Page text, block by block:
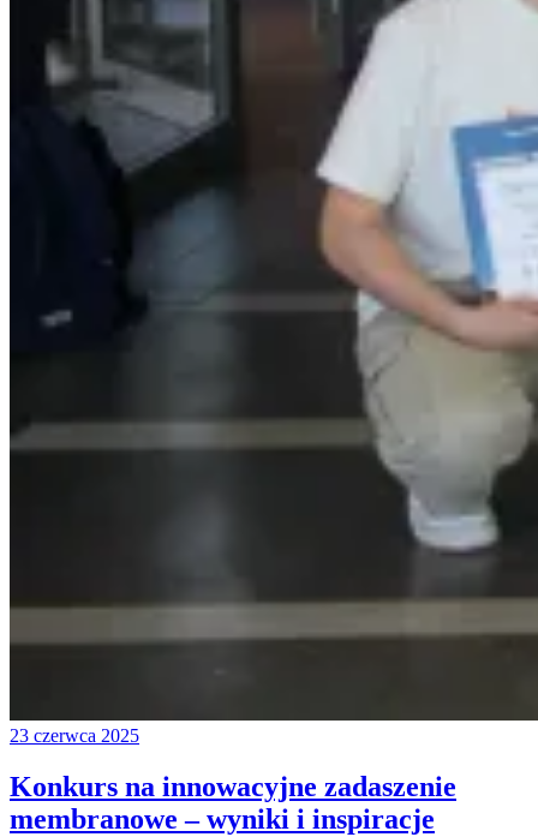
23 czerwca 2025
Konkurs na innowacyjne zadaszenie
membranowe – wyniki i inspiracje